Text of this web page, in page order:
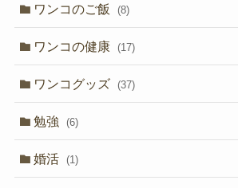
ワンコのご飯 (8)
ワンコの健康 (17)
ワンコグッズ (37)
勉強 (6)
婚活 (1)